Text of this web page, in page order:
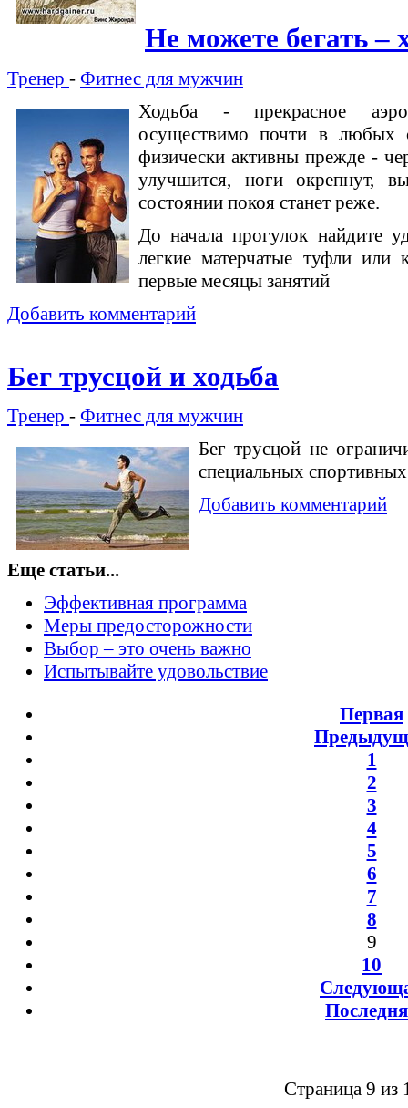
Не можете бегать –
Тренер - Фитнес для мужчин
Ходьба - прекрасное
осуществимо почти в любых
физически активны прежде -
улучшится, ноги окрепнут,
состоянии покоя станет реже.
До начала прогулок найдите
легкие матерчатые туфли
первые месяцы занятий
Добавить комментарий
Бег трусцой и ходьба
Тренер - Фитнес для мужчин
Бег трусцой не
специальных
Добавить комментарий
Еще статьи...
Эффективная программа
Меры предосторожности
Выбор – это очень важно
Испытывайте удовольствие
Первая
1
2
3
4
5
6
7
8
9
10
Страница 9 из